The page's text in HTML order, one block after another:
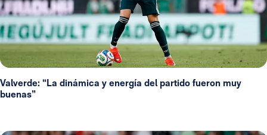
Valverde: “La dinámica y energía del partido fueron muy
buenas”